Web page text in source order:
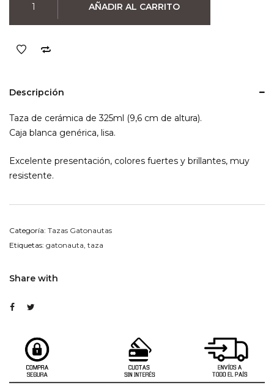
Gatonautas
06
AÑADIR AL CARRITO
Descripción
Taza de cerámica de 325ml (9,6 cm de altura).
Caja blanca genérica, lisa.
Excelente presentación, colores fuertes y brillantes, muy
resistente.
Categoría: Tazas Gatonautas
Etiquetas: gatonauta taza
Share with